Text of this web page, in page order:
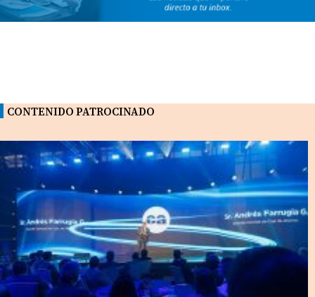
CONTENIDO PATROCINADO